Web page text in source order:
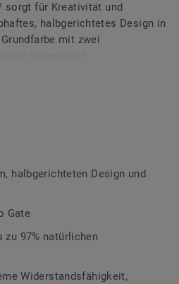
sorgt für Kreativität und
halbgerichtetes Design in
mit zwei
Markt und besteht zu 97 %
behandelt, der für
einfache Reinigung und
ist Teil von
Bodenbelagskollektionen
der Nutzung recycelt
Werk klimapositiv inklusive
und Produktion.Cradle to
halbgerichteten Design und
Gate
zu 97% natürlichen
Widerstandsfähigkeit,